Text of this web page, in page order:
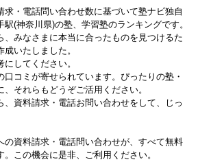
求・電話問い合わせ数に基づいて塾ナビ独自
(神奈川県)の塾、学習塾のランキングです。
、みなさまに本当に合ったものを見つけるた
いたしました。
してください。
口コミが寄せられています。ぴったりの塾・
それらもどうぞご活用ください。
、資料請求・電話お問い合わせをして、じっ
の資料請求・電話問い合わせが、すべて無料
この機会に是非、ご利用ください。